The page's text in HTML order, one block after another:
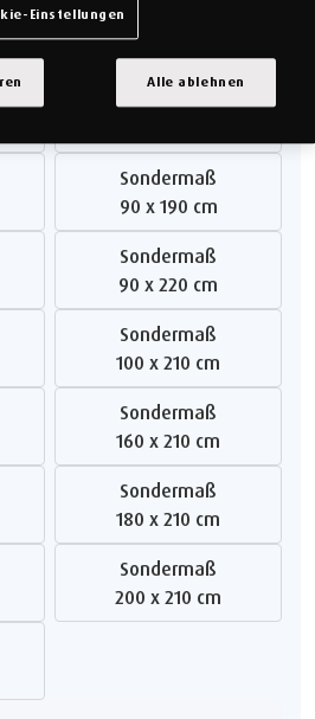
Sondermaß
90 x 190 cm
Sondermaß
90 x 220 cm
Sondermaß
100 x 210 cm
Sondermaß
160 x 210 cm
Sondermaß
180 x 210 cm
Sondermaß
200 x 210 cm
Einstellungen
Alle ablehnen